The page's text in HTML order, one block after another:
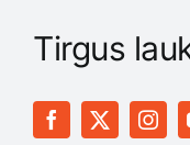
Tirgus